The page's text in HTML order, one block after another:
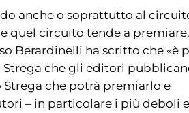
anche o soprattutto al
quel circuito tende a premiare.
Berardinelli ha scritto che «è
Strega che gli editori
che potrà premiarlo e
– in particolare i più deboli e